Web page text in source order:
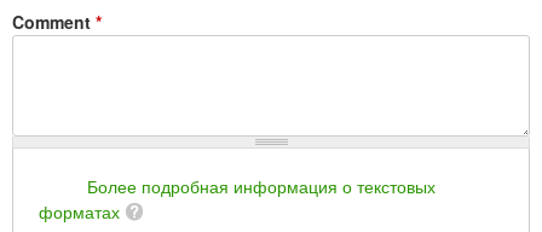
Comment *
Более подробная информация о текстовых
форматах